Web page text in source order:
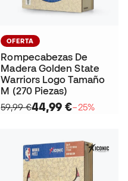
OFERTA
Rompecabezas De
Madera Golden State
Warriors Logo Tamaño
M (270 Piezas)
59,99 €44,99 €−25%